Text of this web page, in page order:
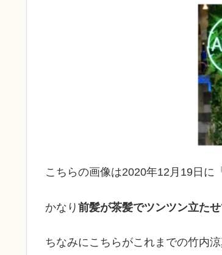
こちらの画像は2020年12月19日に「
かなり 前髪が茶髪でツンツン立た
ちなみにこちらがこれまでの竹内涼